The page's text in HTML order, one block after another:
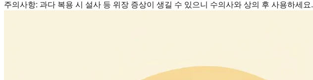
주의사항: 과다 복용 시 설사 등 위장 증상이 생길 수 있으니 수의사와 상의 후 사용하세요.